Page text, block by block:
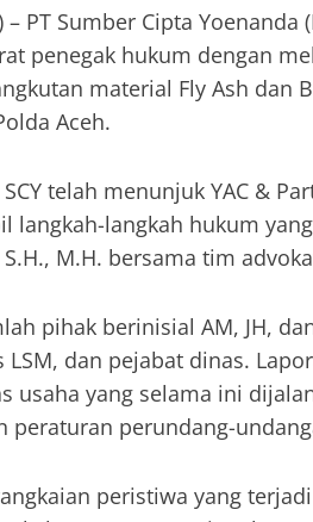
PT Sumber Cipta Yoenanda
penegak hukum dengan
material Fly Ash dan
Aceh.
telah menunjuk YAC &
langkah hukum
M.H. bersama tim
pihak berinisial AM, JH,
dan pejabat dinas.
yang selama ini
peraturan perundang-
peristiwa yang